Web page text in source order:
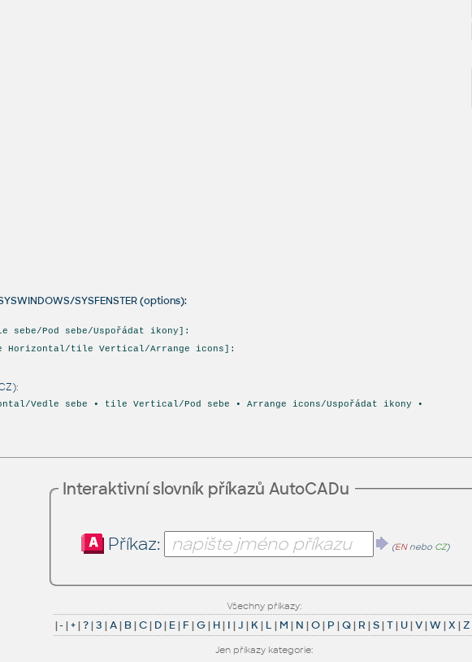
SYSFENSTER (options):
sebe/Pod sebe/Uspořádat ikony]:
Horizontal/tile Vertical/Arrange icons]:
Vedle sebe • tile Vertical/Pod sebe • Arrange icons/Uspořádat ikony •
Interaktivní slovník příkazů AutoCADu
Příkaz: (ENnebo CZ)
Všechny příkazy:
|- |+|?|3 |A| B|C| D| E| F |G| H| I |J | K| L | M | N |O| P |Q| R |S|T| U|V|W|X |Z
Jen příkazy kategorie: